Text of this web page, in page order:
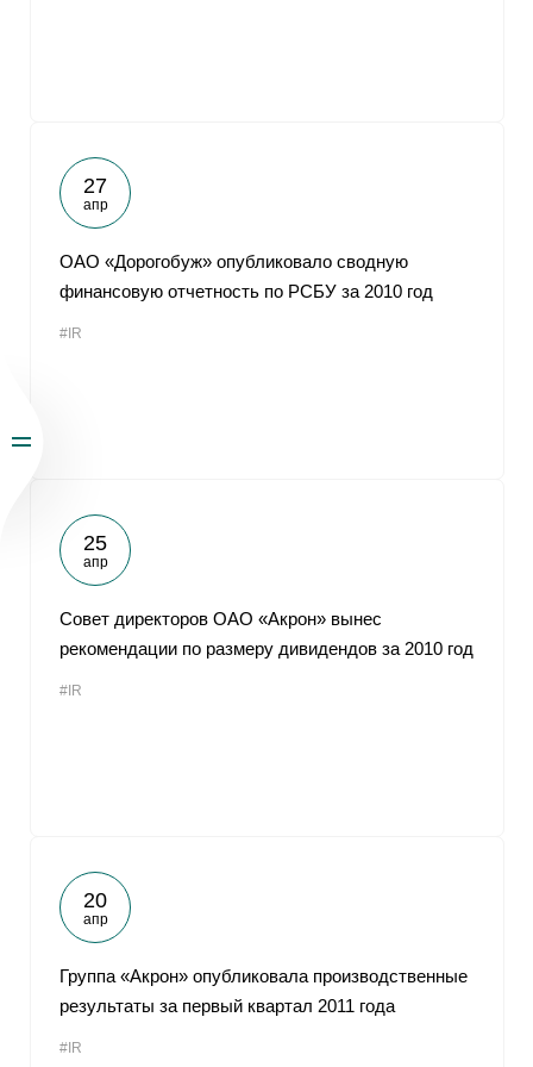
27
апр
ОАО «Дорогобуж» опубликовало сводную
финансовую отчетность по РСБУ за 2010 год
#IR
25
апр
Совет директоров ОАО «Акрон» вынес
рекомендации по размеру дивидендов за 2010 год
#IR
20
апр
Группа «Акрон» опубликовала производственные
результаты за первый квартал 2011 года
#IR